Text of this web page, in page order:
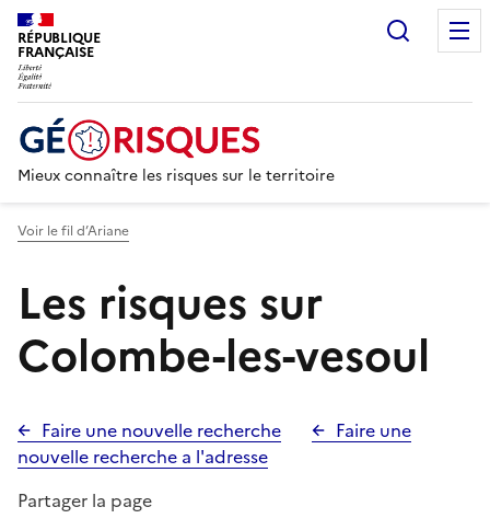
RÉPUBLIQUE
FRANÇAISE
Mieux connaître les risques sur le territoire
Voir le fil d’Ariane
Les risques sur
Colombe-les-vesoul
Faire une nouvelle recherche
Faire une
nouvelle recherche a l'adresse
Partager la page